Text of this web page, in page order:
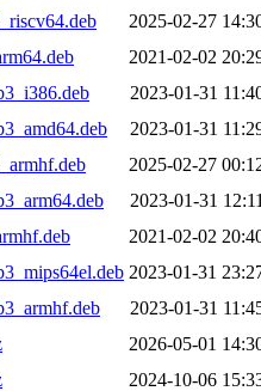
2025-02-27
2021-02-02
2023-01-31
2023-01-31
2025-02-27
2023-01-31
2021-02-02
2023-01-31
2023-01-31
2026-05-01
2024-10-06